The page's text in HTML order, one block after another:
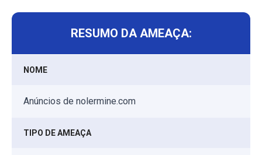
RESUMO DA AMEAÇA:
NOME
Anúncios de nolermine.com
TIPO DE AMEAÇA